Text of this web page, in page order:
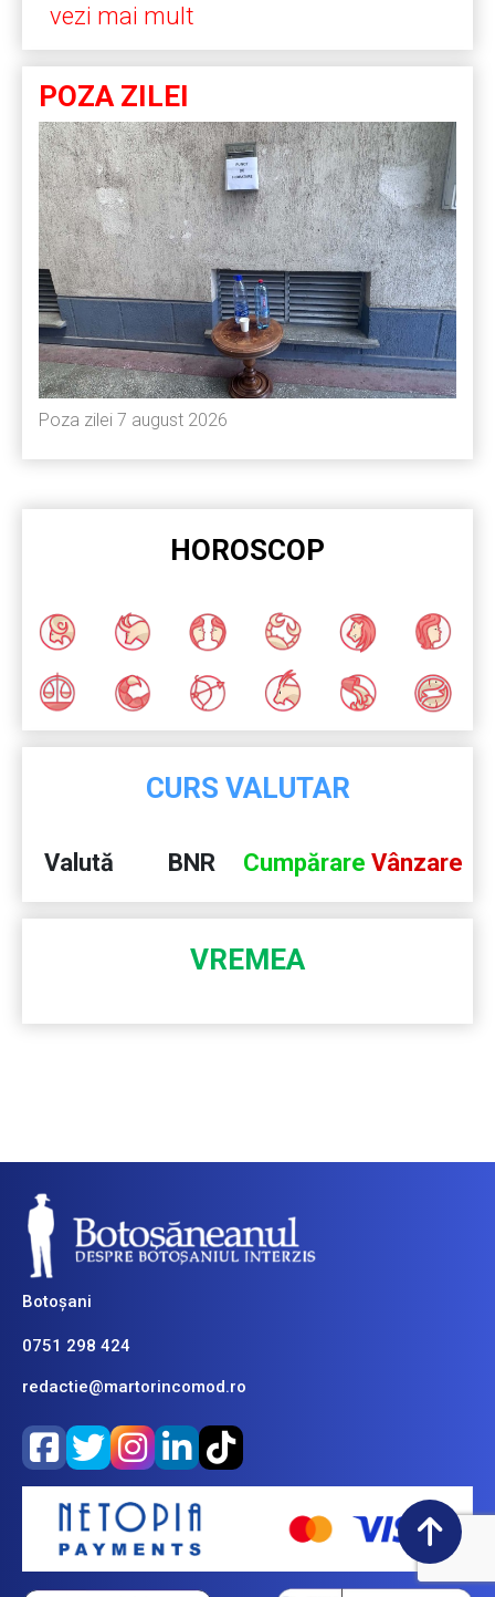
vezi mai mult
POZA ZILEI
Poza zilei 7 august 2026
HOROSCOP
CURS VALUTAR
Valută BNR Cumpărare Vânzare
VREMEA
Botoșani
0751 298 424
redactie@martorincomod.ro